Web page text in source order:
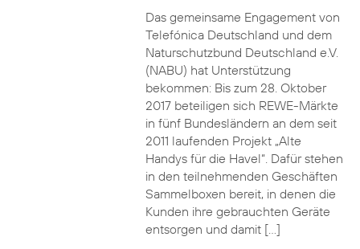
Das gemeinsame Engagement von
Telefónica Deutschland und dem
Naturschutzbund Deutschland e.V.
(NABU) hat Unterstützung
bekommen: Bis zum 28. Oktober
2017 beteiligen sich REWE-Märkte
in fünf Bundesländern an dem seit
2011 laufenden Projekt „Alte
Handys für die Havel“. Dafür stehen
in den teilnehmenden Geschäften
Sammelboxen bereit, in denen die
Kunden ihre gebrauchten Geräte
entsorgen und damit […]